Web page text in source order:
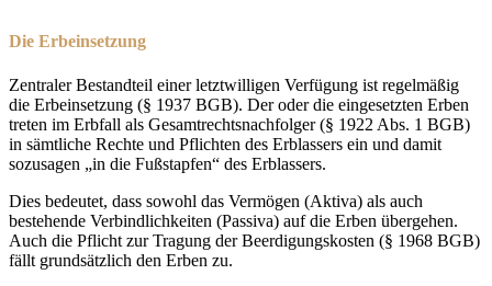
Die Erbeinsetzung
Zentraler Bestandteil einer letztwilligen Verfügung ist regelmäßig
die Erbeinsetzung (§ 1937 BGB). Der oder die eingesetzten Erben
treten im Erbfall als Gesamtrechtsnachfolger (§ 1922 Abs. 1 BGB)
in sämtliche Rechte und Pflichten des Erblassers ein und damit
sozusagen „in die Fußstapfen“ des Erblassers.
Dies bedeutet, dass sowohl das Vermögen (Aktiva) als auch
bestehende Verbindlichkeiten (Passiva) auf die Erben übergehen.
Auch die Pflicht zur Tragung der Beerdigungskosten (§ 1968 BGB)
fällt grundsätzlich den Erben zu.